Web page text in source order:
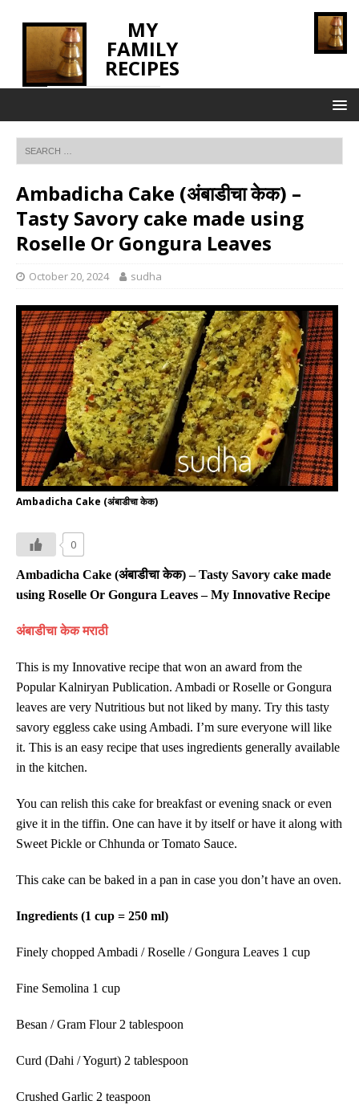
MY
FAMILY
RECIPES
Ambadicha Cake (अंबाडीचा केक) –
Tasty Savory cake made using
Roselle Or Gongura Leaves
October 20, 2024 sudha
Ambadicha Cake (अंबाडीचा केक)
0
Ambadicha Cake (अंबाडीचा केक) – Tasty Savory cake made
using Roselle Or Gongura Leaves – My Innovative Recipe
अंबाडीचा केक मराठी
This is my Innovative recipe that won an award from the
Popular Kalniryan Publication. Ambadi or Roselle or Gongura
leaves are very Nutritious but not liked by many. Try this tasty
savory eggless cake using Ambadi. I’m sure everyone will like
it. This is an easy recipe that uses ingredients generally available
in the kitchen.
You can relish this cake for breakfast or evening snack or even
give it in the tiffin. One can have it by itself or have it along with
Sweet Pickle or Chhunda or Tomato Sauce.
This cake can be baked in a pan in case you don’t have an oven.
Ingredients (1 cup = 250 ml)
Finely chopped Ambadi / Roselle / Gongura Leaves 1 cup
Fine Semolina 1 cup
Besan / Gram Flour 2 tablespoon
Curd (Dahi / Yogurt) 2 tablespoon
Crushed Garlic 2 teaspoon